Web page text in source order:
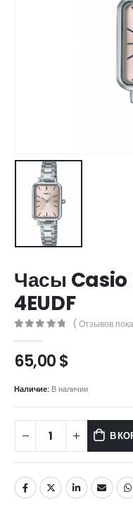
Часы Casio
4EUDF
( Отзывов
65,00$
Наличие: В наличии
В